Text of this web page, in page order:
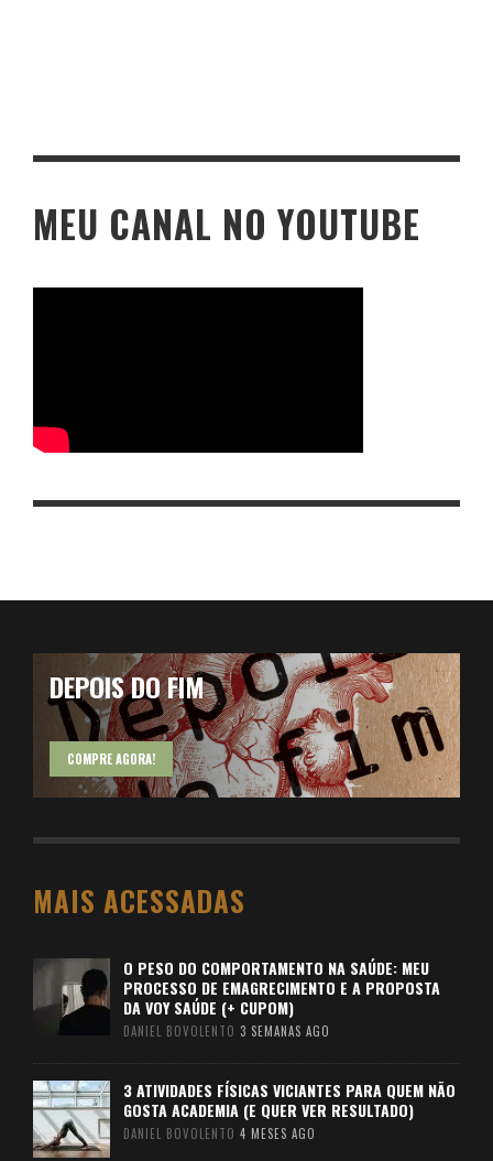
MEU CANAL NO YOUTUBE
DEPOIS DO FIM
COMPRE AGORA!
MAIS ACESSADAS
O PESO DO COMPORTAMENTO NA SAÚDE: MEU
PROCESSO DE EMAGRECIMENTO E A PROPOSTA
DA VOY SAÚDE (+ CUPOM)
DANIEL BOVOLENTO 3 SEMANAS AGO
3 ATIVIDADES FÍSICAS VICIANTES PARA QUEM NÃO
GOSTA ACADEMIA (E QUER VER RESULTADO)
DANIEL BOVOLENTO 4 MESES AGO